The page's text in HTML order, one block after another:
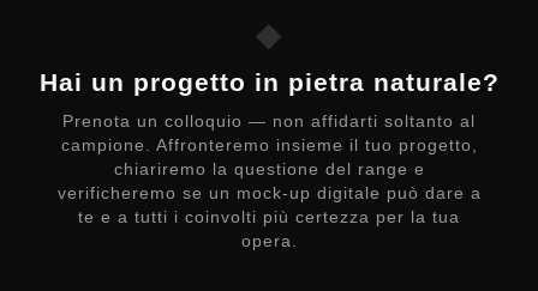
◆
Hai un progetto in pietra naturale?
Prenota un colloquio — non affidarti soltanto al
campione. Affronteremo insieme il tuo progetto,
chiariremo la questione del range e
verificheremo se un mock-up digitale può dare a
te e a tutti i coinvolti più certezza per la tua
opera.